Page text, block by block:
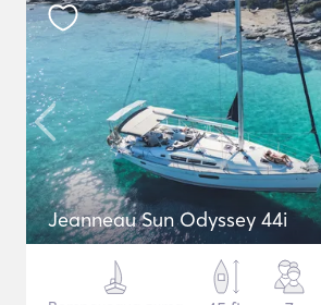
Jeanneau Sun Odyssey 44i